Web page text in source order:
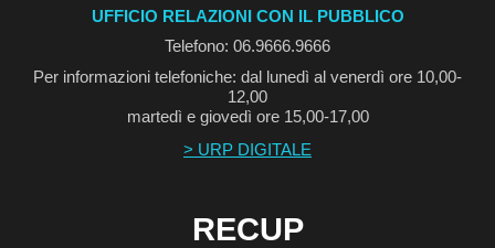
UFFICIO RELAZIONI CON IL PUBBLICO
Telefono: 06.9666.9666
Per informazioni telefoniche: dal lunedì al venerdì ore 10,00-
12,00
martedì e giovedì ore 15,00-17,00
> URP DIGITALE
RECUP